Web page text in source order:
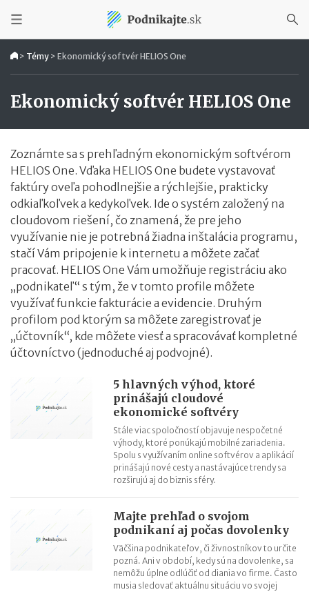
> Témy > Ekonomický softvér HELIOS One
Ekonomický softvér HELIOS One
Zoznámte sa s prehľadným ekonomickým softvérom
HELIOS One. Vďaka HELIOS One budete vystavovať
faktúry oveľa pohodlnejšie a rýchlejšie, prakticky
odkiaľkoľvek a kedykoľvek. Ide o systém založený na
cloudovom riešení, čo znamená, že pre jeho
využívanie nie je potrebná žiadna inštalácia programu,
stačí Vám pripojenie k internetu a môžete začať
pracovať. HELIOS One Vám umožňuje registráciu ako
„podnikateľ“ s tým, že v tomto profile môžete
využívať funkcie fakturácie a evidencie. Druhým
profilom pod ktorým sa môžete zaregistrovať je
„účtovník“, kde môžete viesť a spracovávať kompletné
účtovníctvo (jednoduché aj podvojné).
5 hlavných výhod, ktoré
prinášajú cloudové
ekonomické softvéry
Stále viac spoločností objavuje nespočetné
výhody, ktoré ponúkajú mobilné zariadenia.
Spolu s využívaním online softvérov a aplikácií
prinášajú nové cesty a nastávajúce trendy sa
rozširujú aj do biznis sféry.
Majte prehľad o svojom
podnikaní aj počas dovolenky
Väčšina podnikateľov, či živnostníkov to určite
pozná. Ani v období, kedy sú na dovolenke, sa
nemôžu úplne odlúčiť od diania vo firme. Často
musia sledovať aktuálnu situáciu vo svojej